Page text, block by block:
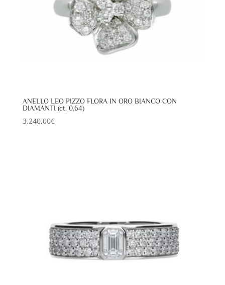
ANELLO LEO PIZZO FLORA IN ORO BIANCO CON
DIAMANTI (ct. 0,64)
3.240,00€